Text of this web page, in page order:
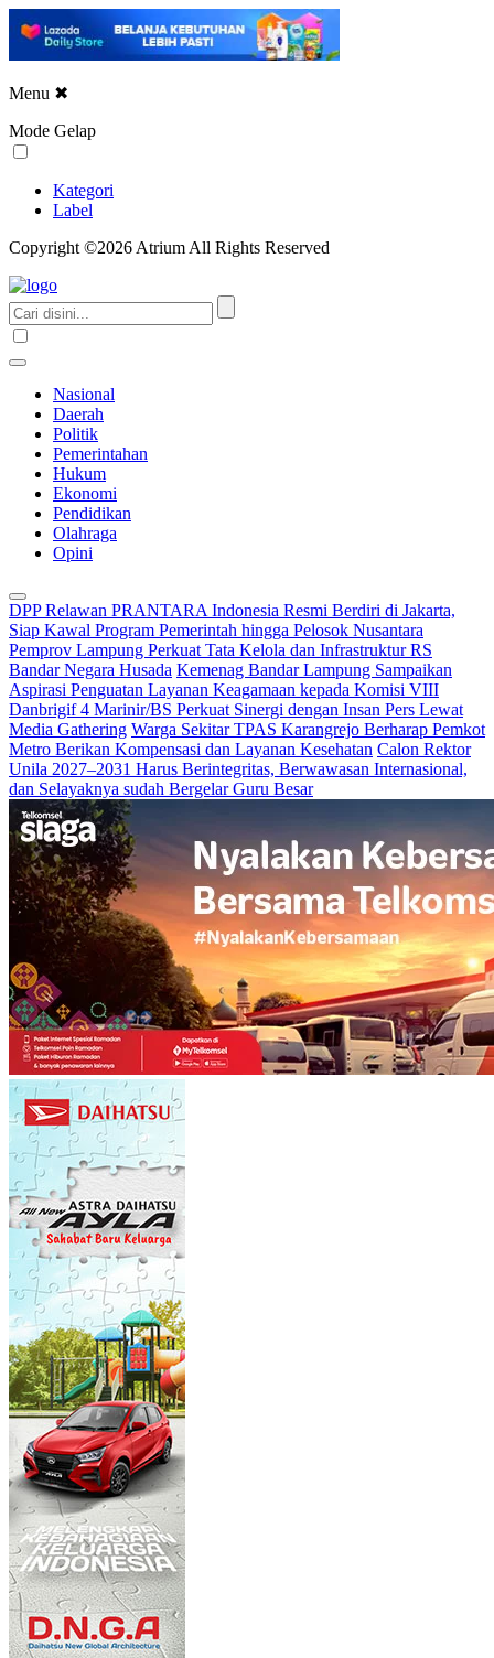
Menu ✖
Mode Gelap
Kategori
Label
Copyright ©2026 Atrium All Rights Reserved
Nasional
Daerah
Politik
Pemerintahan
Hukum
Ekonomi
Pendidikan
Olahraga
Opini
DPP Relawan PRANTARA Indonesia Resmi Berdiri di Jakarta,
Siap Kawal Program Pemerintah hingga Pelosok Nusantara
Pemprov Lampung Perkuat Tata Kelola dan Infrastruktur RS
Bandar Negara Husada Kemenag Bandar Lampung Sampaikan
Aspirasi Penguatan Layanan Keagamaan kepada Komisi VIII
Danbrigif 4 Marinir/BS Perkuat Sinergi dengan Insan Pers Lewat
Media Gathering Warga Sekitar TPAS Karangrejo Berharap Pemkot
Metro Berikan Kompensasi dan Layanan Kesehatan Calon Rektor
Unila 2027–2031 Harus Berintegritas, Berwawasan Internasional,
dan Selayaknya sudah Bergelar Guru Besar